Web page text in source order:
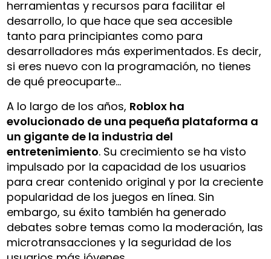
herramientas y recursos para facilitar el
desarrollo, lo que hace que sea accesible
tanto para principiantes como para
desarrolladores más experimentados. Es decir,
si eres nuevo con la programación, no tienes
de qué preocuparte…
A lo largo de los años, Roblox ha
evolucionado de una pequeña plataforma a
un gigante de la industria del
entretenimiento. Su crecimiento se ha visto
impulsado por la capacidad de los usuarios
para crear contenido original y por la creciente
popularidad de los juegos en línea. Sin
embargo, su éxito también ha generado
debates sobre temas como la moderación, las
microtransacciones y la seguridad de los